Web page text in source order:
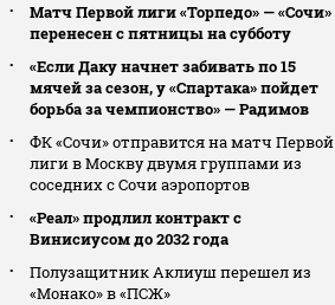
Матч Первой лиги «Торпедо» — «Сочи»
перенесен с пятницы на субботу
«Если Даку начнет забивать по 15
мячей за сезон, у «Спартака» пойдет
борьба за чемпионство» — Радимов
ФК «Сочи» отправится на матч Первой
лиги в Москву двумя группами из
соседних с Сочи аэропортов
«Реал» продлил контракт с
Винисиусом до 2032 года
Полузащитник Аклиуш перешел из
«Монако» в «ПСЖ»